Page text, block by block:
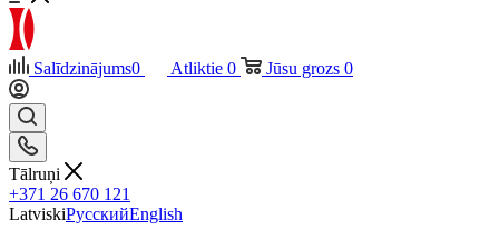
Salīdzinājums0 Atliktie 0 Jūsu grozs 0
Tālruņi
+371 26 670 121
LatviskiРусскийEnglish